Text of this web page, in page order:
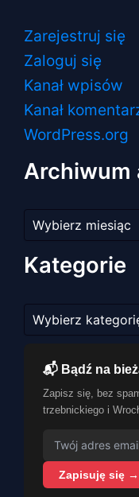
Zarejestruj się
Zaloguj się
Kanał wpisów
Kanał
WordPress.org
Archiwum
artykułów
Kategorie
📬 Bądź na
Zapisz się, bez
trzebnickiego i
Zapisuję się →